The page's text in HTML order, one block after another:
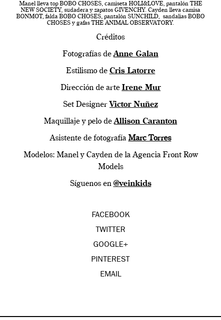
Manel lleva top BOBO CHOSES, camiseta HOLI&LOVE, pantalón THE
NEW SOCIETY, sudadera y zapatos GIVENCHY. Cayden lleva camisa
BONMOT, falda BOBO CHOSES, pantalón SUNCHILD, sandalias BOBO
CHOSES y gafas THE ANIMAL OBSERVATORY.
Créditos
Fotografías deAnne Galan
Estilismo de Cris Latorre
Dirección de arte Irene Mur
Set Designer Victor Nuñez
Maquillaje y pelo deAllison Caranton
Asistente de fotografía Marc Torres
Modelos: Manel y Cayden de la Agencia Front Row
Models
Síguenos en @veinkids
FACEBOOK
TWITTER
GOOGLE+
PINTEREST
EMAIL